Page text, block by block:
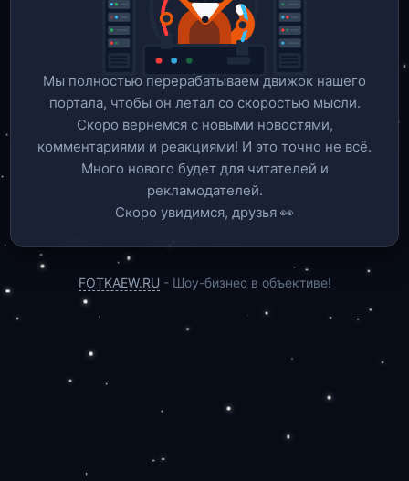
Мы полностью перерабатываем движок нашего
портала, чтобы он летал со скоростью мысли.
Скоро вернемся c новыми новостями,
комментариями и реакциями! И это точно не всё.
Много нового будет для читателей и
рекламодателей.
Скоро увидимся, друзья 👀
FOTKAEW.RU - Шоу-бизнес в объективе!